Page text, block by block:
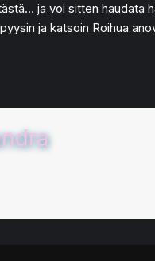
ja voi sitten
ja katsoin Roihua